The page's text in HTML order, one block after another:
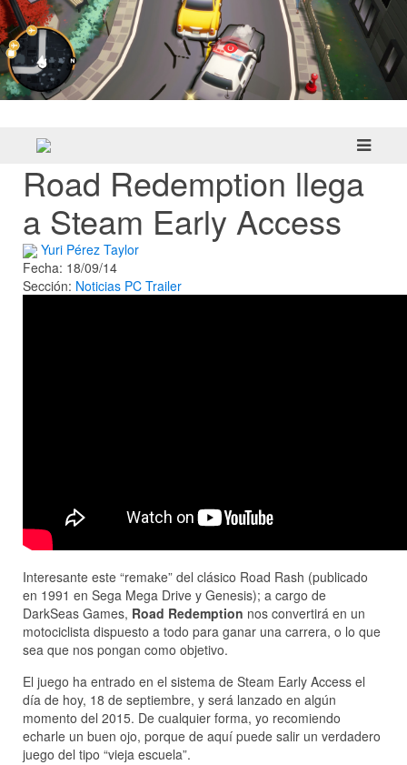
Road Redemption llega
a Steam Early Access
Yuri Pérez Taylor
Fecha: 18/09/14
Sección: Noticias PC Trailer
Interesante este “remake” del clásico Road Rash (publicado
en 1991 en Sega Mega Drive y Genesis); a cargo de
DarkSeas Games, Road Redemption nos convertirá en un
motociclista dispuesto a todo para ganar una carrera, o lo que
sea que nos pongan como objetivo.
El juego ha entrado en el sistema de Steam Early Access el
día de hoy, 18 de septiembre, y será lanzado en algún
momento del 2015. De cualquier forma, yo recomiendo
echarle un buen ojo, porque de aquí puede salir un verdadero
juego del tipo “vieja escuela”.